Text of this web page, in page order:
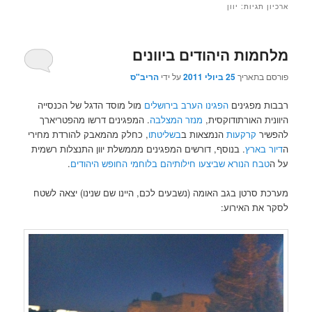
ארכיון תגיות: יוון
מלחמות היהודים ביוונים
פורסם בתאריך25 ביולי 2011 על ידיהריב"ס
רבבות מפגיניםהפגינו הערב בירושלים מול מוסד הדגל של הכנסייה
היוונית האורתודוקסית, מנזר המצלבה. המפגינים דרשו מהפטריארך
להפשיר קרקעות הנמצאות בבשליטתו, כחלק מהמאבק להורדת מחירי
הדיור בארץ. בנוסף, דורשים המפגינים מממשלת יוון התנצלות רשמית
על הטבח הנורא שביצעו חילותיהם בלוחמי החופש היהודים.
מערכת סרטן בגב האומה (נשבעים לכם, היינו שם שנינו) יצאה לשטח
לסקר את האירוע: